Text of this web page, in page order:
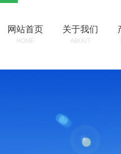
网站首页
HOME
关于我们
ABOUT